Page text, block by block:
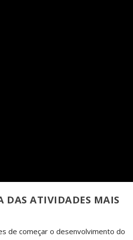
DAS ATIVIDADES MAIS
de começar o desenvolvimento do